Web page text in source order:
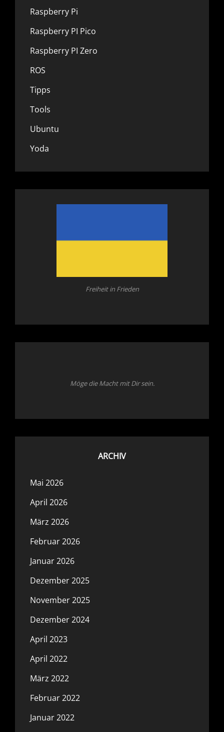
Raspberry Pi
Raspberry PI Pico
Raspberry PI Zero
ROS
Tipps
Tools
Ubuntu
Yoda
Freiheit in Frieden
Möge die Macht mit Dir sein.
ARCHIV
Mai 2026
April 2026
März 2026
Februar 2026
Januar 2026
Dezember 2025
November 2025
Dezember 2024
April 2023
April 2022
März 2022
Februar 2022
Januar 2022